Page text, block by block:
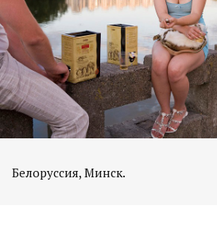
Белоруссия, Минск.